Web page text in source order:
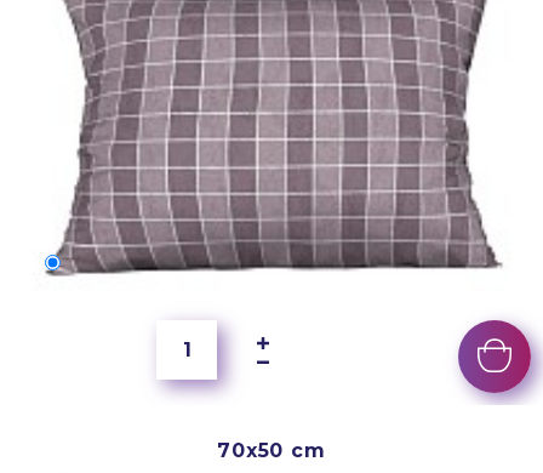
60x40 cm
70x50 cm